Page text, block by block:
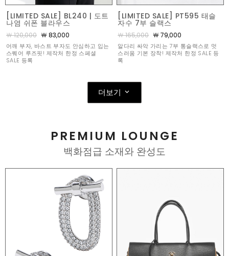
[LIMITED SALE] BL240 | 도트
나염 쉬폰 블라우스
￦ 120,000 ￦ 83,000
어깨 부자, 바스트 부자도 안심하고 입는
스퀘어 루즈핏! 제작처 한정 스페셜
SALE 등록
[LIMITED SALE] PT595 태슬
자수 7부 슬랙스
￦ 165,000 ￦ 79,000
알다리 싸악 가리는 7부 통슬랙스로 멋
스러움 기본 장착! 제작처 한정 SALE 등
록
더보기
PREMIUM LOUNGE
백화점급 소재와 완성도